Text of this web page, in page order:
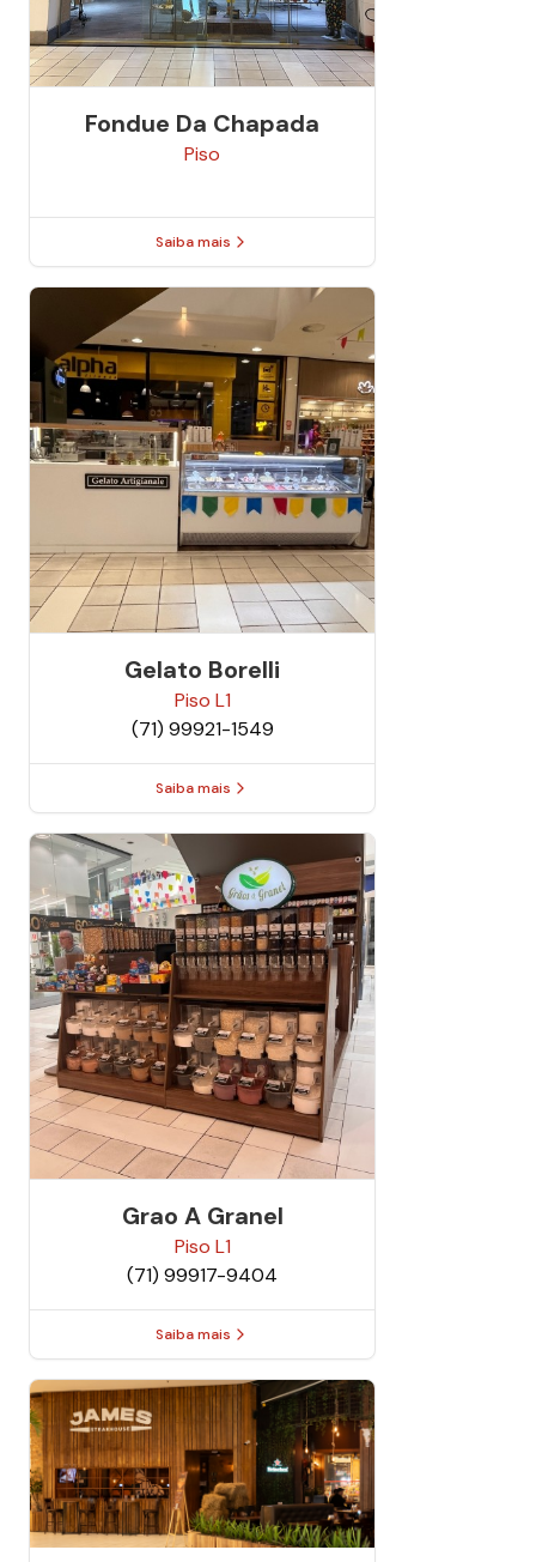
Fondue Da Chapada
Piso
Saiba mais
Gelato Borelli
Piso L1
(71) 99921-1549
Saiba mais
Grao A Granel
Piso L1
(71) 99917-9404
Saiba mais